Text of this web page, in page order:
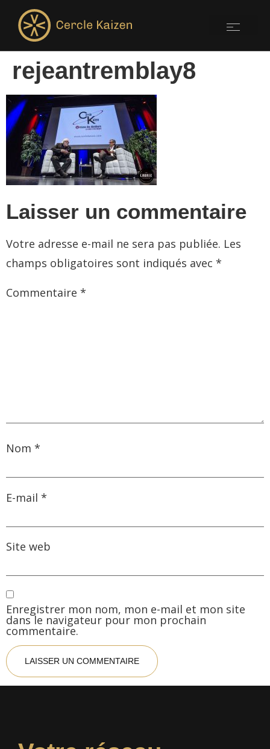
rejeantremblay8
Laisser un commentaire
Votre adresse e-mail ne sera pas publiée. Les
champs obligatoires sont indiqués avec *
Commentaire *
Nom *
E-mail *
Site web
Enregistrer mon nom, mon e-mail et mon site
dans le navigateur pour mon prochain
commentaire.